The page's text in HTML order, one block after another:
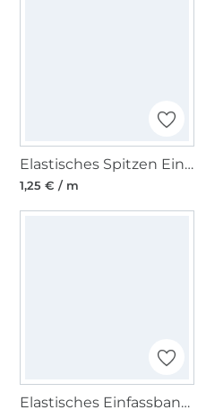
Elastisches Spitzen Einfassband mit Stickerei weiss 12 mm
1,25 € / m
Elastisches Einfassband matt, neonorange